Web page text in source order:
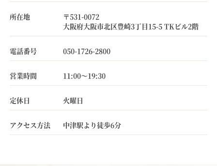
所在地
〒531-0072
大阪府大阪市北区豊崎3丁目15-5 TKビル2階
電話番号 050-1726-2800
営業時間 11:00～19:30
定休日 火曜日
アクセス方法 中津駅より徒歩6分